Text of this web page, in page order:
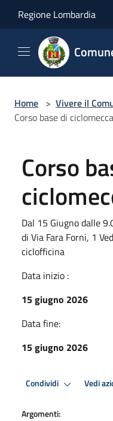
Regione Lombardia
Home > Vivere il
Corso base di
Corso
Dal 15 Giugno dalle
di Via Fara Forni, 1
ciclofficina
Data inizio :
15 giugno 2026
Data fine:
15 giugno 2026
Condividi Vedi
Argomenti: